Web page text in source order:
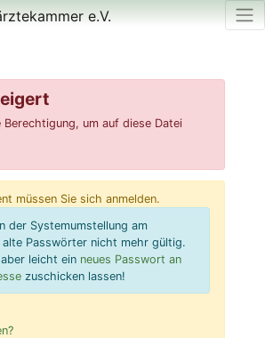
Berechtigung, um auf diese Datei
müssen Sie sich anmelden.
der Systemumstellung am
alte Passwörter nicht mehr gültig.
leicht ein neues Passwort an
zuschicken lassen!